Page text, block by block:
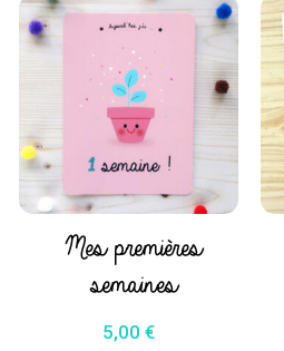
Mes premières
semaines
5,00 €